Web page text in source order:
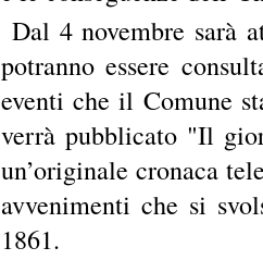
Dal 4 novembre sarà
potranno essere
eventi che il Comune
verrà pubblicato "Il
un’originale cronaca
avvenimenti che si
1861.